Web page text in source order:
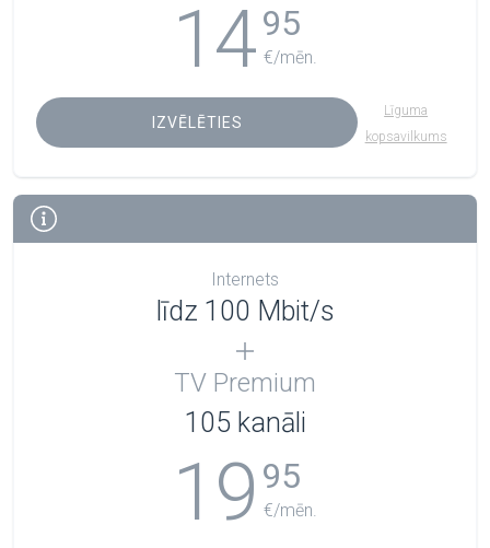
1495
€/mēn.
IZVĒLĒTIES
Līguma
kopsavilkums
Internets
līdz 100 Mbit/s
TV Premium
105 kanāli
19 95
€/mēn.